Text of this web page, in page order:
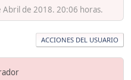
de 2018. 20:06 horas.
ACCIONES DEL USUARIO